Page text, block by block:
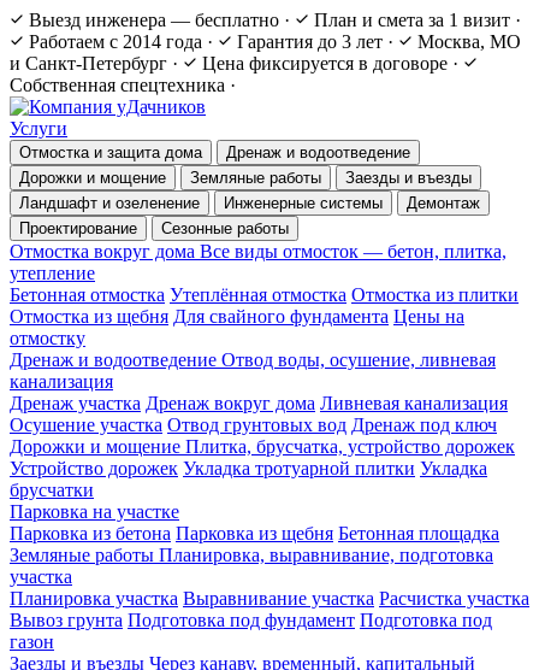
Выезд инженера — бесплатно · План и смета за 1 визит ·
Работаем с 2014 года · Гарантия до 3 лет ·
Москва, МО
и Санкт-Петербург · Цена фиксируется в договоре ·
Собственная спецтехника ·
Услуги
Отмостка и защита дома
Дренаж и водоотведение
Дорожки и мощение
Земляные работы
Заезды и въезды
Ландшафт и озеленение
Инженерные системы
Демонтаж
Проектирование
Сезонные работы
Отмостка вокруг дома Все виды отмосток — бетон, плитка,
утепление
Бетонная отмостка Утеплённая отмостка Отмостка из плитки
Отмостка из щебня Для свайного фундамента Цены на
отмостку
Дренаж и водоотведение Отвод воды, осушение, ливневая
канализация
Дренаж участка Дренаж вокруг дома Ливневая канализация
Осушение участка Отвод грунтовых вод Дренаж под ключ
Дорожки и мощение Плитка, брусчатка, устройство дорожек
Устройство дорожек Укладка тротуарной плитки Укладка
брусчатки
Парковка на участке
Парковка из бетона Парковка из щебня Бетонная площадка
Земляные работы Планировка, выравнивание, подготовка
участка
Планировка участка Выравнивание участка Расчистка участка
Вывоз грунта Подготовка под фундамент Подготовка под
газон
Заезды и въезды Через канаву, временный, капитальный